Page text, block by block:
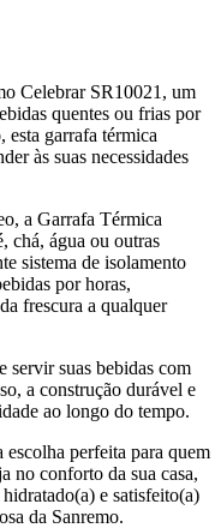
Celebrar SR10021, um
quentes ou frias por
esta garrafa térmica
às suas necessidades
a Garrafa Térmica
chá, água ou outras
sistema de isolamento
por horas,
frescura a qualquer
servir suas bebidas com
a construção durável e
ao longo do tempo.
perfeita para quem
no conforto da sua casa,
e satisfeito(a)
da Sanremo.